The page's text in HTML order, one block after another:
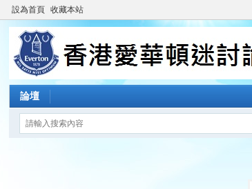
設為首頁 收藏本站
論壇